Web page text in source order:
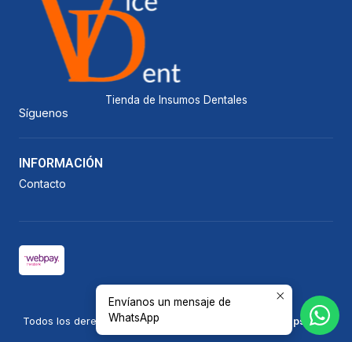
Tienda de Insumos Dentales
Síguenos
INFORMACIÓN
Contacto
2026 Vicedent.
Todos los derechos reservados.
Desarrollado por Jumpseller.
Envíanos un mensaje de
WhatsApp